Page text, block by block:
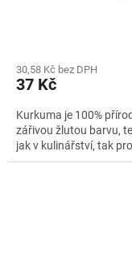
30,58 Kč bez DPH
37 Kč
Kurkuma je 100%
zářivou žlutou barvu,
jak v kulinářství, tak